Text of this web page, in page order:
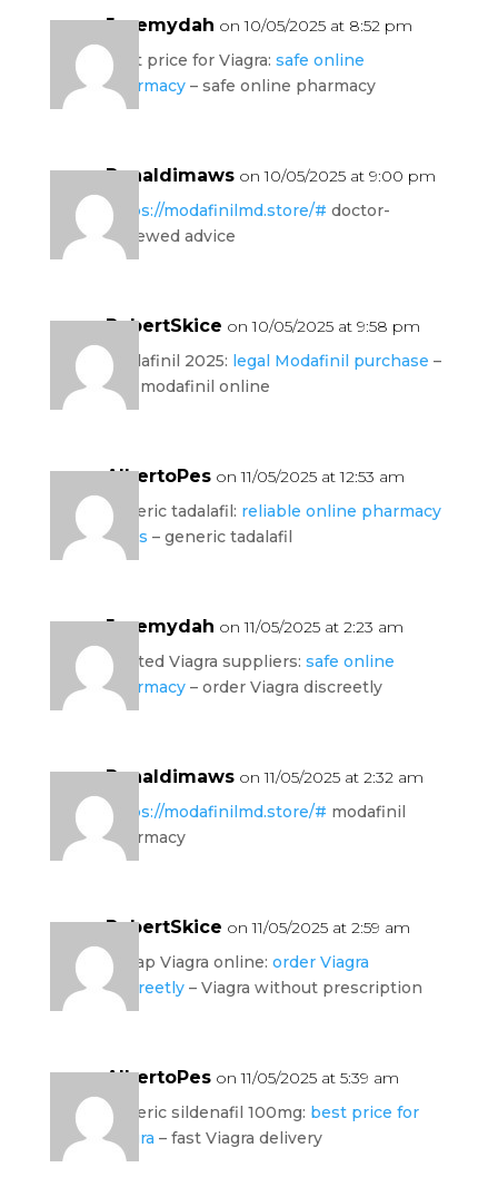
Jeremydah on 10/05/2025 at 8:52 pm
best price for Viagra: safe online
pharmacy– safe online pharmacy
Ronaldimaws on 10/05/2025 at 9:00 pm
https://modafinilmd.store/# doctor-
reviewed advice
RobertSkice on 10/05/2025 at 9:58 pm
modafinil 2025: legal Modafinil purchase –
buy modafinil online
AlbertoPes on 11/05/2025 at 12:53 am
generic tadalafil: reliable online pharmacy
Cialis – generic tadalafil
Jeremydah on 11/05/2025 at 2:23 am
trusted Viagra suppliers: safe online
pharmacy– order Viagra discreetly
Ronaldimaws on 11/05/2025 at 2:32 am
https://modafinilmd.store/# modafinil
pharmacy
RobertSkice on 11/05/2025 at 2:59 am
cheap Viagra online: order Viagra
discreetly– Viagra without prescription
AlbertoPes on 11/05/2025 at 5:39 am
generic sildenafil 100mg: best price for
Viagra – fast Viagra delivery